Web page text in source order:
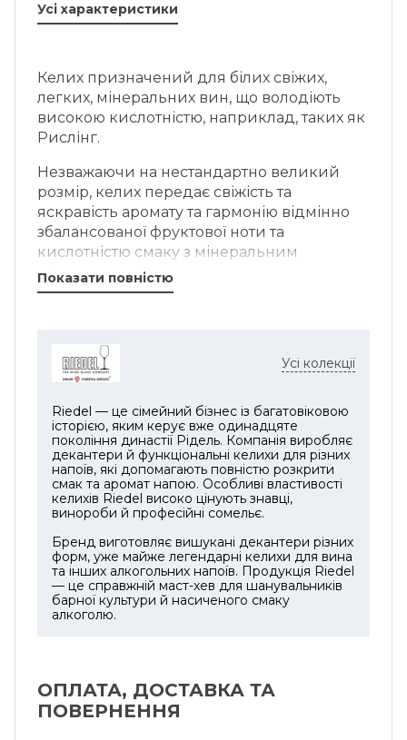
Усі характеристики
Келих призначений для білих свіжих,
легких, мінеральних вин, що володіють
високою кислотністю, наприклад, таких як
Рислінг.
Незважаючи на нестандартно великий
розмір, келих передає свіжість та
яскравість аромату та гармонію відмінно
збалансованої фруктової ноти та
кислотністю смаку з мінеральним
післясмаком.
його словами, ці келихи, можливо, не
найкрасивіші естетично, але дивовижні за
своїм дизайном і функціональні за своєю
суттю, допомагають ароматам і смакам
вина “злетіти”.
Влітку 2018 року замовник попросив
Георга Ріделя створити ідеальний келих
для "Короля винограду" - Каберне
Совіньйон. Цей келих став джерелом
натхнення нової колекції Riedel Winewings.
Поступово з'явилася нова форма:
плоскодонний келих, широкий, що
нагадує крило літака. Нова ідея
сформувалася. Тому більше року
Шляхом внесення змін у форми, розміру та
діаметру обода, через безліч прототипів,
які починалися як один келих для одного
Показати повністю
Усі колекції
Riedel — це сімейний бізнес із багатовіковою
історією, яким керує вже одинадцяте
покоління династії Рідель. Компанія виробляє
декантери й функціональні келихи для різних
напоїв, які допомагають повністю розкрити
смак та аромат напою. Особливі властивості
келихів Riedel високо цінують знавці,
винороби й професійні сомельє.
Бренд виготовляє вишукані декантери різних
форм, уже майже легендарні келихи для вина
та інших алкогольних напоїв. Продукція Riedel
— це справжній маст-хев для шанувальників
барної культури й насиченого смаку
алкоголю.
ОПЛАТА, ДОСТАВКА ТА
ПОВЕРНЕННЯ